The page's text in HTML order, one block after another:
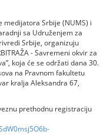
medijatora Srbije (NUMS) i
sa Udruženjem za
Srbije, organizuju
- Savremeni okvir za
koja će se održati dana 30.
na Pravnom fakultetu
kralja Aleksandra 67,
prethodnu registraciju